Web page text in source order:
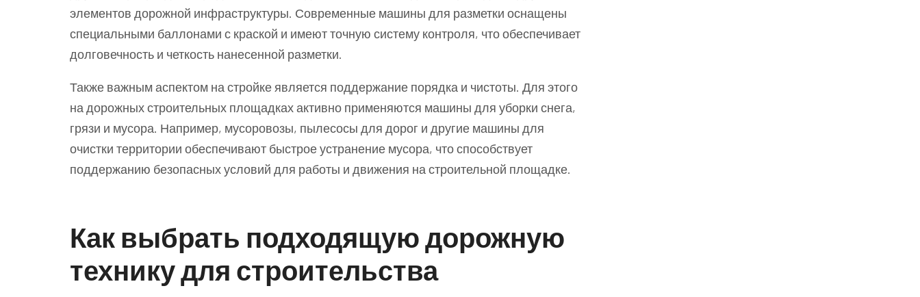
элементов дорожной инфраструктуры. Современные машины для разметки оснащены
специальными баллонами с краской и имеют точную систему контроля, что обеспечивает
долговечность и четкость нанесенной разметки.
Также важным аспектом на стройке является поддержание порядка и чистоты. Для этого
на дорожных строительных площадках активно применяются машины для уборки снега,
грязи и мусора. Например, мусоровозы, пылесосы для дорог и другие машины для
очистки территории обеспечивают быстрое устранение мусора, что способствует
поддержанию безопасных условий для работы и движения на строительной площадке.
Как выбрать подходящую дорожную
технику для строительства